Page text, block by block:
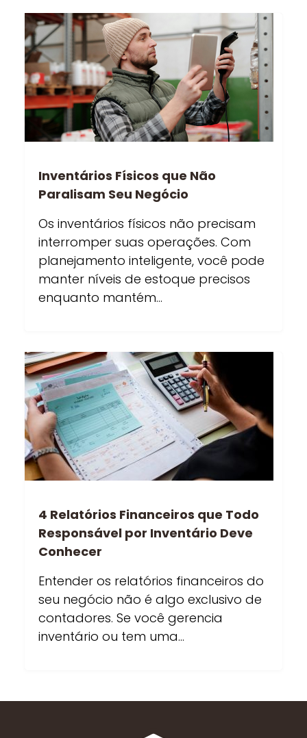
Inventários Físicos que Não
Paralisam Seu Negócio
Os inventários físicos não precisam
interromper suas operações. Com
planejamento inteligente, você pode
manter níveis de estoque precisos
enquanto mantém…
4 Relatórios Financeiros que Todo
Responsável por Inventário Deve
Conhecer
Entender os relatórios financeiros do
seu negócio não é algo exclusivo de
contadores. Se você gerencia
inventário ou tem uma…